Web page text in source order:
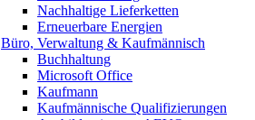
Nachhaltige Lieferketten
Erneuerbare Energien
Büro, Verwaltung & Kaufmännisch
Buchhaltung
Microsoft Office
Kaufmann
Kaufmännische Qualifizierungen